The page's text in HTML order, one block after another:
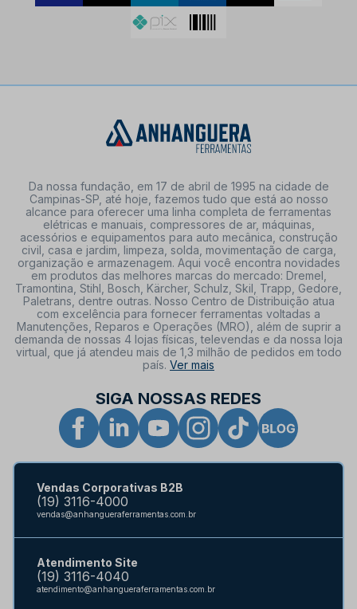
Da nossa fundação, em 17 de abril de 1995 na cidade de
Campinas-SP, até hoje, fazemos tudo que está ao nosso
alcance para oferecer uma linha completa de ferramentas
elétricas e manuais, compressores de ar, máquinas,
acessórios e equipamentos para auto mecânica, construção
civil, casa e jardim, limpeza, solda, movimentação de carga,
organização e armazenagem. Aqui você encontra novidades
em produtos das melhores marcas do mercado: Dremel,
Tramontina, Stihl, Bosch, Kärcher, Schulz, Skil, Trapp, Gedore,
Paletrans, dentre outras. Nosso Centro de Distribuição atua
com excelência para fornecer ferramentas voltadas a
Manutenções, Reparos e Operações (MRO), além de suprir a
demanda de nossas 4 lojas físicas, televendas e da nossa loja
virtual, que já atendeu mais de 1,3 milhão de pedidos em todo
país. Ver mais
SIGA NOSSAS REDES
Vendas Corporativas B2B
(19) 3116-4000
vendas@anhangueraferramentas.com.br
Atendimento Site
(19) 3116-4040
atendimento@anhangueraferramentas.com.br